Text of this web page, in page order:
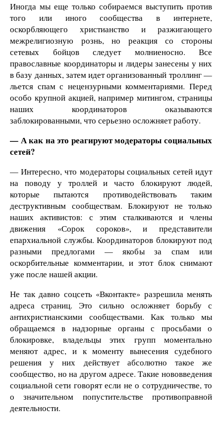
Иногда мы еще только собираемся выступить против
того или иного сообщества в интернете,
оскорбляющего христианство и разжигающего
межрелигиозную рознь, но реакция со стороны
сетевых бойцов следует молниеносно. Все
православные координаторы и лидеры занесены у них
в базу данных, затем идет организованный троллинг —
льется спам с нецензурными комментариями. Перед
особо крупной акцией, например митингом, страницы
наших координаторов оказываются
заблокированными, что серьезно осложняет работу.
— А как на это реагируют модераторы социальных
сетей?
— Интересно, что модераторы социальных сетей идут
на поводу у троллей и часто блокируют людей,
которые пытаются противодействовать таким
деструктивным сообществам. Блокируют не только
наших активистов: с этим сталкиваются и члены
движения «Сорок сороков», и представители
епархиальной службы. Координаторов блокируют под
разными предлогами — якобы за спам или
оскорбительные комментарии, и этот блок снимают
уже после нашей акции.
Не так давно соцсеть «Вконтакте» разрешила менять
адреса страниц. Это сильно осложняет борьбу с
антихристианскими сообществами. Как только мы
обращаемся в надзорные органы с просьбами о
блокировке, владельцы этих групп моментально
меняют адрес, и к моменту вынесения судебного
решения у них действует абсолютно такое же
сообщество, но на другом адресе. Такие нововведения
социальной сети говорят если не о сотрудничестве, то
о значительном попустительстве противоправной
деятельности.